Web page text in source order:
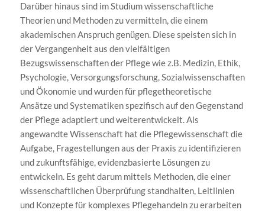
Darüber hinaus sind im Studium wissenschaftliche
Theorien und Methoden zu vermitteln, die einem
akademischen Anspruch genügen. Diese speisten sich in
der Vergangenheit aus den vielfältigen
Bezugswissenschaften der Pflege wie z.B. Medizin, Ethik,
Psychologie, Versorgungsforschung, Sozialwissenschaften
und Ökonomie und wurden für pflegetheoretische
Ansätze und Systematiken spezifisch auf den Gegenstand
der Pflege adaptiert und weiterentwickelt. Als
angewandte Wissenschaft hat die Pflegewissenschaft die
Aufgabe, Fragestellungen aus der Praxis zu identifizieren
und zukunftsfähige, evidenzbasierte Lösungen zu
entwickeln. Es geht darum mittels Methoden, die einer
wissenschaftlichen Überprüfung standhalten, Leitlinien
und Konzepte für komplexes Pflegehandeln zu erarbeiten